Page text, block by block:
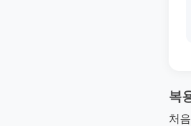
복
처